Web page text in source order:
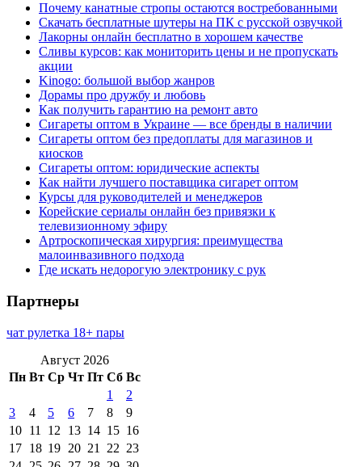
Почему канатные стропы остаются востребованными
Скачать бесплатные шутеры на ПК с русской озвучкой
Лакорны онлайн бесплатно в хорошем качестве
Сливы курсов: как мониторить цены и не пропускать
акции
Kinogo: большой выбор жанров
Дорамы про дружбу и любовь
Как получить гарантию на ремонт авто
Сигареты оптом в Украине — все бренды в наличии
Сигареты оптом без предоплаты для магазинов и
киосков
Сигареты оптом: юридические аспекты
Как найти лучшего поставщика сигарет оптом
Курсы для руководителей и менеджеров
Корейские сериалы онлайн без привязки к
телевизионному эфиру
Артроскопическая хирургия: преимущества
малоинвазивного подхода
Где искать недорогую электронику с рук
Партнеры
чат рулетка 18+ пары
Август 2026
Пн Вт Ср Чт Пт Сб Вс
1
2
3
4 5 6 7 8
9
10 11 12 13 14 15 16
17 18 19 20 21 22 23